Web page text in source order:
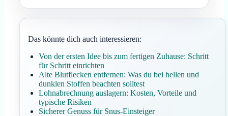
Das könnte dich auch interessieren:
Von der ersten Idee bis zum fertigen Zuhause: Schritt
für Schritt einrichten
Alte Blutflecken entfernen: Was du bei hellen und
dunklen Stoffen beachten solltest
Lohnabrechnung auslagern: Kosten, Vorteile und
typische Risiken
Sicherer Genuss für Snus-Einsteiger